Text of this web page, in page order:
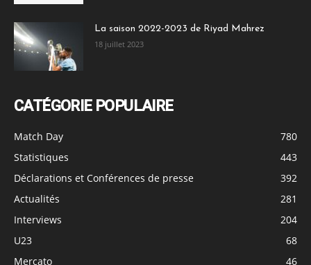
La saison 2022-2023 de Riyad Mahrez
18 juillet 2023
CATÉGORIE POPULAIRE
Match Day
780
Statistiques
443
Déclarations et Conférences de presse
392
Actualités
281
Interviews
204
U23
68
Mercato
46